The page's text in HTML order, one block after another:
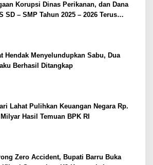
Korupsi Dinas Perikanan, dan Dana
SD – SMP Tahun 2025 – 2026 Terus
Hendak Menyelundupkan Sabu, Dua
Berhasil Ditangkap
Lahat Pulihkan Keuangan Negara Rp.
Hasil Temuan BPK RI
Zero Accident, Bupati Barru Buka